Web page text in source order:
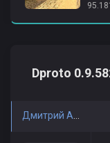
Dproto